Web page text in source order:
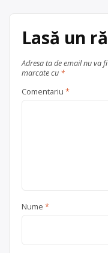
Lasă un
Adresa ta de email nu va
marcate cu *
Comentariu *
Nume *